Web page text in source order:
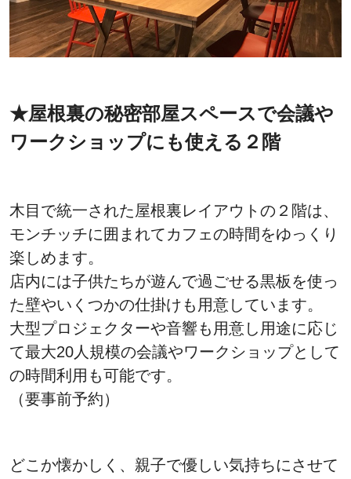
★屋根裏の秘密部屋スペースで会議や
ワークショップにも使える２階
木目で統一された屋根裏レイアウトの２階は、
モンチッチに囲まれてカフェの時間をゆっくり
楽しめます。
店内には子供たちが遊んで過ごせる黒板を使っ
た壁やいくつかの仕掛けも用意しています。
大型プロジェクターや音響も用意し用途に応じ
て最大20人規模の会議やワークショップとして
の時間利用も可能です。
（要事前予約）
どこか懐かしく、親子で優しい気持ちにさせて